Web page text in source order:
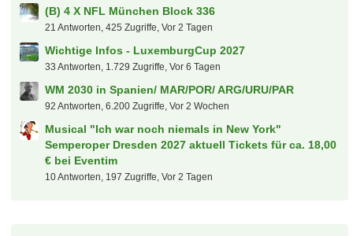
(B) 4 X NFL München Block 336
21 Antworten, 425 Zugriffe, Vor 2 Tagen
Wichtige Infos - LuxemburgCup 2027
33 Antworten, 1.729 Zugriffe, Vor 6 Tagen
WM 2030 in Spanien/ MAR/POR/ ARG/URU/PAR
92 Antworten, 6.200 Zugriffe, Vor 2 Wochen
Musical "Ich war noch niemals in New York"
Semperoper Dresden 2027 aktuell Tickets für ca. 18,00
€ bei Eventim
10 Antworten, 197 Zugriffe, Vor 2 Tagen